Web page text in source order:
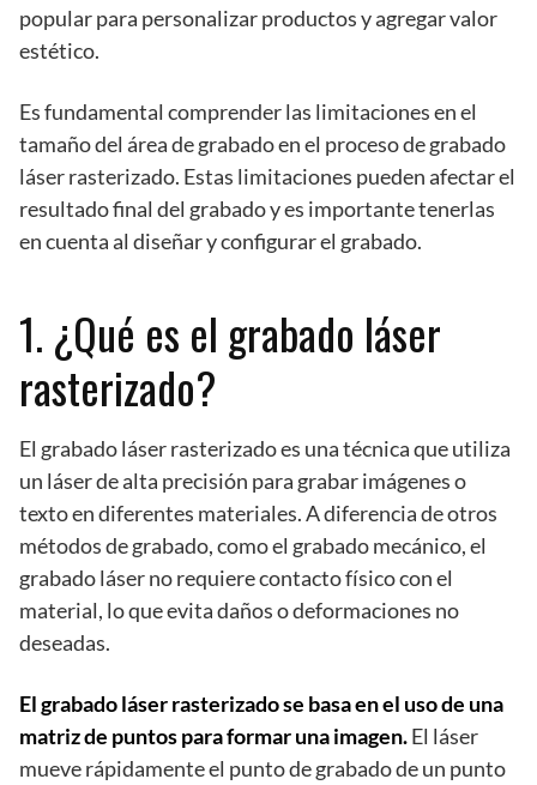
popular para personalizar productos y agregar valor
estético.
Es fundamental comprender las limitaciones en el
tamaño del área de grabado en el proceso de grabado
láser rasterizado. Estas limitaciones pueden afectar el
resultado final del grabado y es importante tenerlas
en cuenta al diseñar y configurar el grabado.
1. ¿Qué es el grabado láser
rasterizado?
El grabado láser rasterizado es una técnica que utiliza
un láser de alta precisión para grabar imágenes o
texto en diferentes materiales. A diferencia de otros
métodos de grabado, como el grabado mecánico, el
grabado láser no requiere contacto físico con el
material, lo que evita daños o deformaciones no
deseadas.
El grabado láser rasterizado se basa en el uso de una
matriz de puntos para formar una imagen.El láser
mueve rápidamente el punto de grabado de un punto